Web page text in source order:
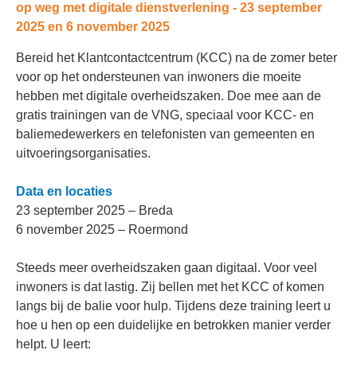
op weg met digitale dienstverlening - 23 september
2025 en 6 november 2025
Bereid het Klantcontactcentrum (KCC) na de zomer beter
voor op het ondersteunen van inwoners die moeite
hebben met digitale overheidszaken. Doe mee aan de
gratis trainingen van de VNG, speciaal voor KCC- en
baliemedewerkers en telefonisten van gemeenten en
uitvoeringsorganisaties.
Data en locaties
23 september 2025 – Breda
6 november 2025 – Roermond
Steeds meer overheidszaken gaan digitaal. Voor veel
inwoners is dat lastig. Zij bellen met het KCC of komen
langs bij de balie voor hulp. Tijdens deze training leert u
hoe u hen op een duidelijke en betrokken manier verder
helpt. U leert: